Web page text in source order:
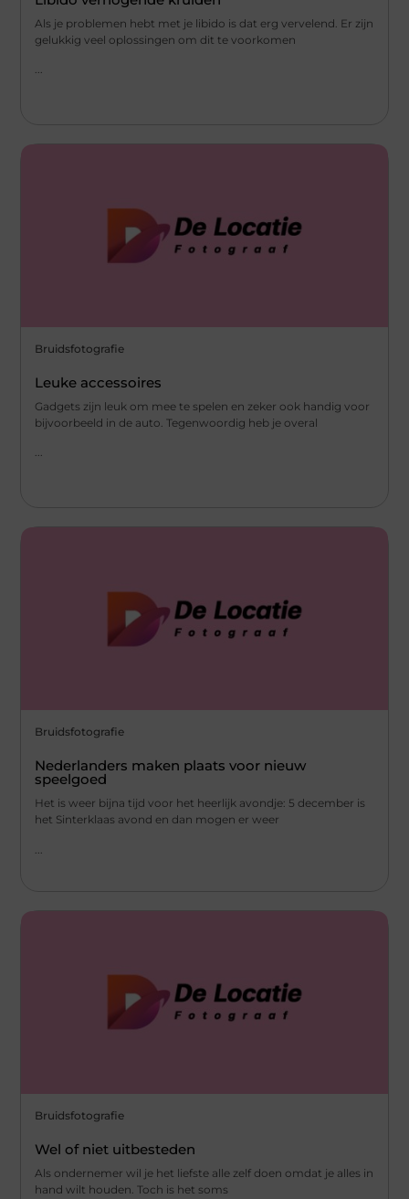
Als je problemen hebt met je libido is dat erg vervelend. Er zijn
gelukkig veel oplossingen om dit te voorkomen
...
Bruidsfotografie
Leuke accessoires
Gadgets zijn leuk om mee te spelen en zeker ook handig voor
bijvoorbeeld in de auto. Tegenwoordig heb je overal
...
Bruidsfotografie
Nederlanders maken plaats voor nieuw
speelgoed
Het is weer bijna tijd voor het heerlijk avondje: 5 december is
het Sinterklaas avond en dan mogen er weer
Bruidsfotografie
Wel of niet uitbesteden
Als ondernemer wil je het liefste alle zelf doen omdat je alles in
hand wilt houden. Toch is het soms